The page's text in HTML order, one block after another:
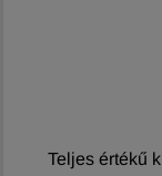
Teljes értékű